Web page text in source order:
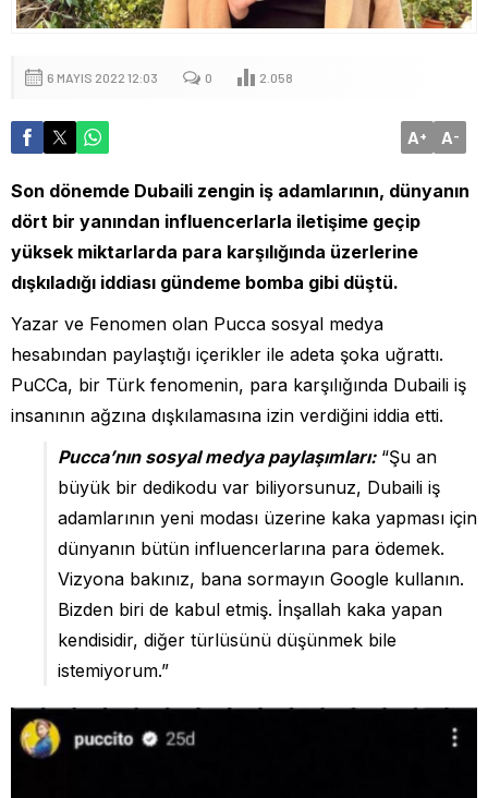
6 MAYIS 2022 12:03 0 2.058
A+ A-
Son dönemde Dubaili zengin iş adamlarının, dünyanın
dört bir yanından influencerlarla iletişime geçip
yüksek miktarlarda para karşılığında üzerlerine
dışkıladığı iddiası gündeme bomba gibi düştü.
Yazar ve Fenomen olan Pucca sosyal medya
hesabından paylaştığı içerikler ile adeta şoka uğrattı.
PuCCa, bir Türk fenomenin, para karşılığında Dubaili iş
insanının ağzına dışkılamasına izin verdiğini iddia etti.
Pucca’nın sosyal medya paylaşımları:“Şu an
büyük bir dedikodu var biliyorsunuz, Dubaili iş
adamlarının yeni modası üzerine kaka yapması için
dünyanın bütün influencerlarına para ödemek.
Vizyona bakınız, bana sormayın Google kullanın.
Bizden biri de kabul etmiş. İnşallah kaka yapan
kendisidir, diğer türlüsünü düşünmek bile
istemiyorum.”